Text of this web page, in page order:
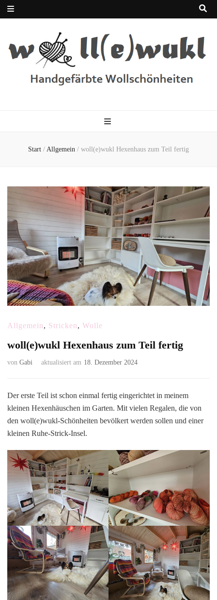
Start / Allgemein / woll(e)wukl Hexenhaus zum Teil fertig
Allgemein, Stricken, Wolle
woll(e)wukl Hexenhaus zum Teil fertig
von Gabi aktualisiert am 18. Dezember 2024
Der erste Teil ist schon einmal fertig eingerichtet in meinem
kleinen Hexenhäuschen im Garten. Mit vielen Regalen, die von
den woll(e)wukl-Schönheiten bevölkert werden sollen und einer
kleinen Ruhe-Strick-Insel.